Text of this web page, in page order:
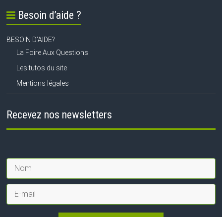
Besoin d’aide ?
BESOIN D’AIDE?
La Foire Aux Questions
Les tutos du site
Mentions légales
Recevez nos newsletters